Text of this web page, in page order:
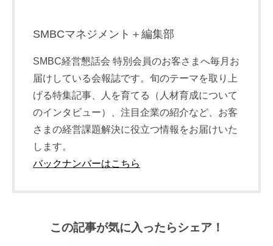
SMBCマネジメント＋編集部
SMBC経営懇話会 特別会員のお客さまへ毎月お
届けしている会報誌です。旬のテーマを取り上
げる特集記事、人を育てる（人材育成について
のインタビュー）、注目企業の紹介など、お客
さまの経営課題解決に役立つ情報をお届けいた
します。
バックナンバーはこちら
この記事が気に入ったらシェア！